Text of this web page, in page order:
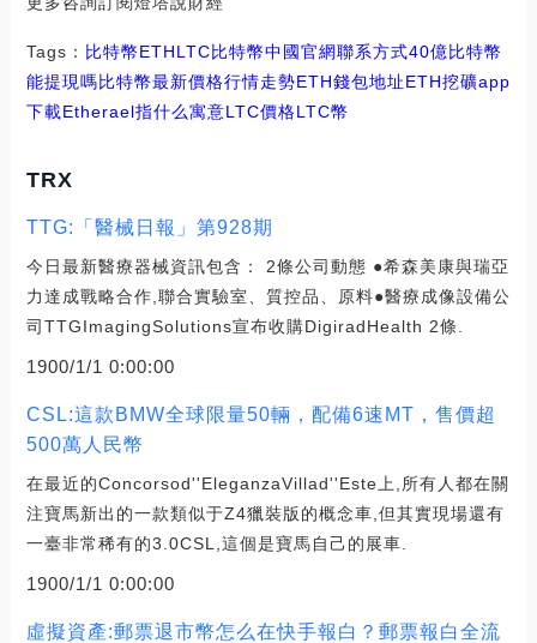
Tags： 比特幣ETHLTC比特幣中國官網聯系方式40億比特幣
能提現嗎比特幣最新價格行情走勢ETH錢包地址ETH挖礦app
下載Etherael指什么寓意LTC價格LTC幣
TRX
TTG:「醫械日報」第928期
今日最新醫療器械資訊包含： 2條公司動態 ●希森美康與瑞亞
力達成戰略合作,聯合實驗室、質控品、原料●醫療成像設備公
司TTGImagingSolutions宣布收購DigiradHealth 2條.
1900/1/1 0:00:00
CSL:這款BMW全球限量50輛，配備6速MT，售價超
500萬人民幣
在最近的Concorsod''EleganzaVillad''Este上,所有人都在關
注寶馬新出的一款類似于Z4獵裝版的概念車,但其實現場還有
一臺非常稀有的3.0CSL,這個是寶馬自己的展車.
1900/1/1 0:00:00
虛擬資產:郵票退市幣怎么在快手報白？郵票報白全流